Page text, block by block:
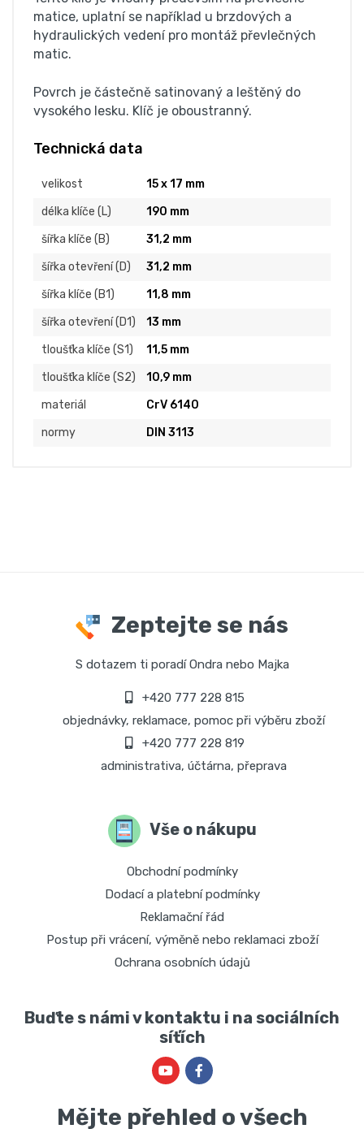
matice, uplatní se například u brzdových a
hydraulických vedení pro montáž převlečných
matic.
Povrch je částečně satinovaný a leštěný do
vysokého lesku. Klíč je oboustranný.
Technická data
velikost
15 x 17 mm
délka klíče (L)
190 mm
šířka klíče (B)
31,2 mm
šířka otevření (D)
31,2 mm
šířka klíče (B1)
11,8 mm
šířka otevření (D1)
13 mm
tloušťka klíče (S1)
11,5 mm
tloušťka klíče (S2)
10,9 mm
materiál
CrV 6140
normy
DIN 3113
Zeptejte se nás
S dotazem ti poradí Ondra nebo Majka
+420 777 228 815
objednávky, reklamace, pomoc při výběru zboží
+420 777 228 819
administrativa, účtárna, přeprava
Vše o nákupu
Obchodní podmínky
Dodací a platební podmínky
Reklamační řád
Postup při vrácení, výměně nebo reklamaci zboží
Ochrana osobních údajů
Buďte s námi v kontaktu i na sociálních
síťích
Mějte přehled o všech